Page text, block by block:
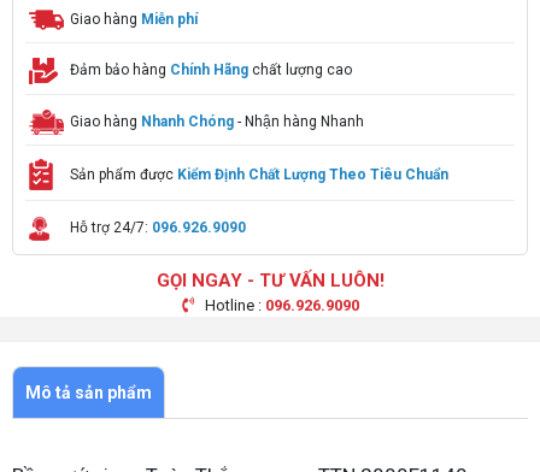
Giao hàng Miễn phí
Đảm bảo hàng Chính Hãng chất lượng cao
Giao hàng Nhanh Chóng - Nhận hàng Nhanh
Sản phẩm được Kiểm Định Chất Lượng Theo Tiêu Chuẩn
Hỗ trợ 24/7: 096.926.9090
GỌI NGAY - TƯ VẤN LUÔN!
Hotline : 096.926.9090
Mô tả sản phẩm